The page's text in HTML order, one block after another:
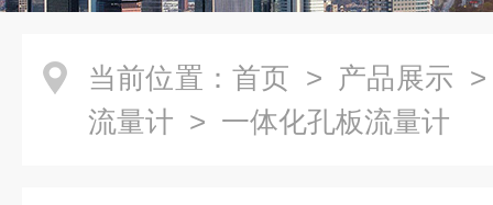
当前位置： 首页 > 产品展示
流量计 > 一体化孔板流量计